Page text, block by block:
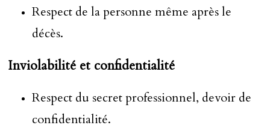
Respect de la personne même après le
décès.
Inviolabilité et confidentialité
Respect du secret professionnel, devoir de
confidentialité.